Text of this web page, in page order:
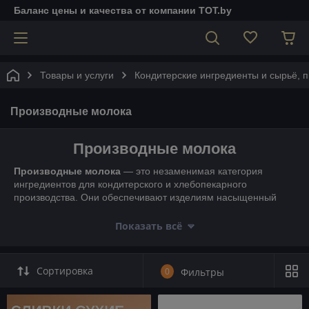
Баланс цены и качества от компании TOT.by
Товары и услуги Кондитерские ингредиенты и сырьё,
Производные молока
Производные молока
Производные молока — это незаменимая категория
ингредиентов для кондитерского и хлебопекарного
производства. Они обеспечивают изделиям насыщенный
структуру теста и повышают питательную ценность готовой
сыворотка, обезжиренное молоко, сливочное масло в
молочные белки и лактоза
продукты широко применяются при производстве тортов,
Показать всё
Сортировка 0 Фильтры